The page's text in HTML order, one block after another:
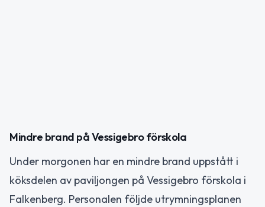
Mindre brand på Vessigebro förskola
Under morgonen har en mindre brand uppstått i
köksdelen av paviljongen på Vessigebro förskola i
Falkenberg. Personalen följde utrymningsplanen